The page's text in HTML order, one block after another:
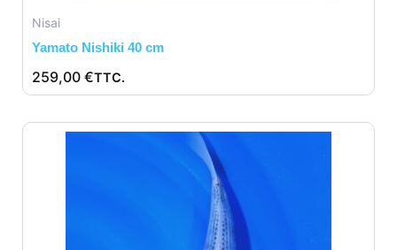
Nisai
Yamato Nishiki 40 cm
259,00 €TTC.